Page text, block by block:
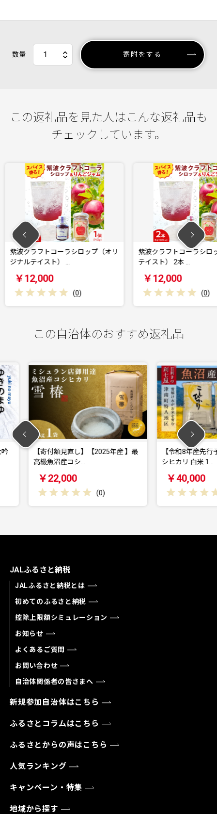
数量 寄附をする
この返礼品を見た人はこんな返礼品も
チェックしています。
ロップ（オリ
紫波クラフトコーラシロップ（黄昏
テイスト） 2本 …
紫波
この自治体のおすすめ返礼品
【2025年産 】最
【令和8年産先行予約】【魚沼産コ
シヒカリ 白米 1…
【
賞
JALふるさと納税
JALふるさと納税とは
初めてのふるさと納税
控除上限額シミュレーション
お知らせ
よくあるご質問
お問い合わせ
自治体関係者の皆さまへ
新規参加自治体はこちら
ふるさとコラムはこちら
ふるさとからの声はこちら
人気ランキング
キャンペーン・特集
地域から探す